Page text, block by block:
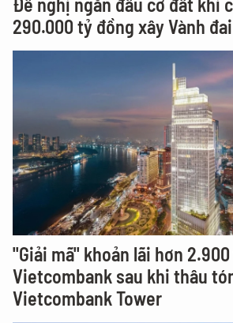
290.000 tỷ đồng xây Vành
"Giải mã" khoản lãi hơn
Vietcombank sau khi thâu
Vietcombank Tower